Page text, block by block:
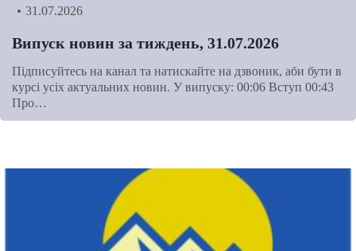
31.07.2026
Випуск новин за тиждень, 31.07.2026
Підписуйтесь на канал та натискайте на дзвоник, аби бути в
курсі усіх актуальних новин. У випуску: 00:06 Вступ 00:43
Про…